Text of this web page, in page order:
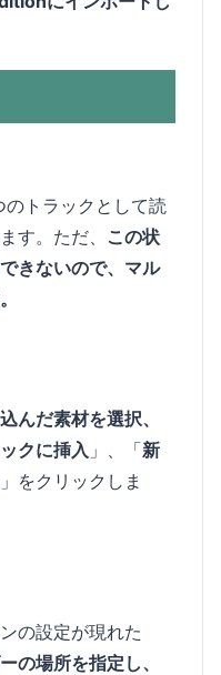
トラックとして読
す。ただ、 この状
きないので、マル
んだ素材を選択、
クに挿入 」、「新
」をクリックしま
の設定が現れた
の場所を指定し、